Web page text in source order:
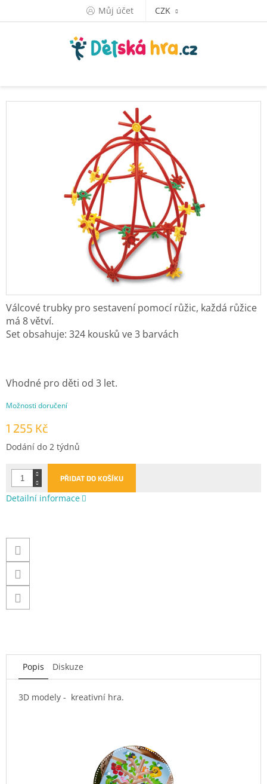
Můj účet CZK
1 255 Kč
Měrná
Dodání do 2 týdnů
Možnosti doručení
PŘIDAT DO KOŠÍKU
Válcové trubky pro sestavení pomocí růžic, každá růžice
má 8 větví.
Set obsahuje: 324 kousků ve 3 barvách
Vhodné pro děti od 3 let.
Detailní informace
Popis Diskuze
3D modely - kreativní hra.